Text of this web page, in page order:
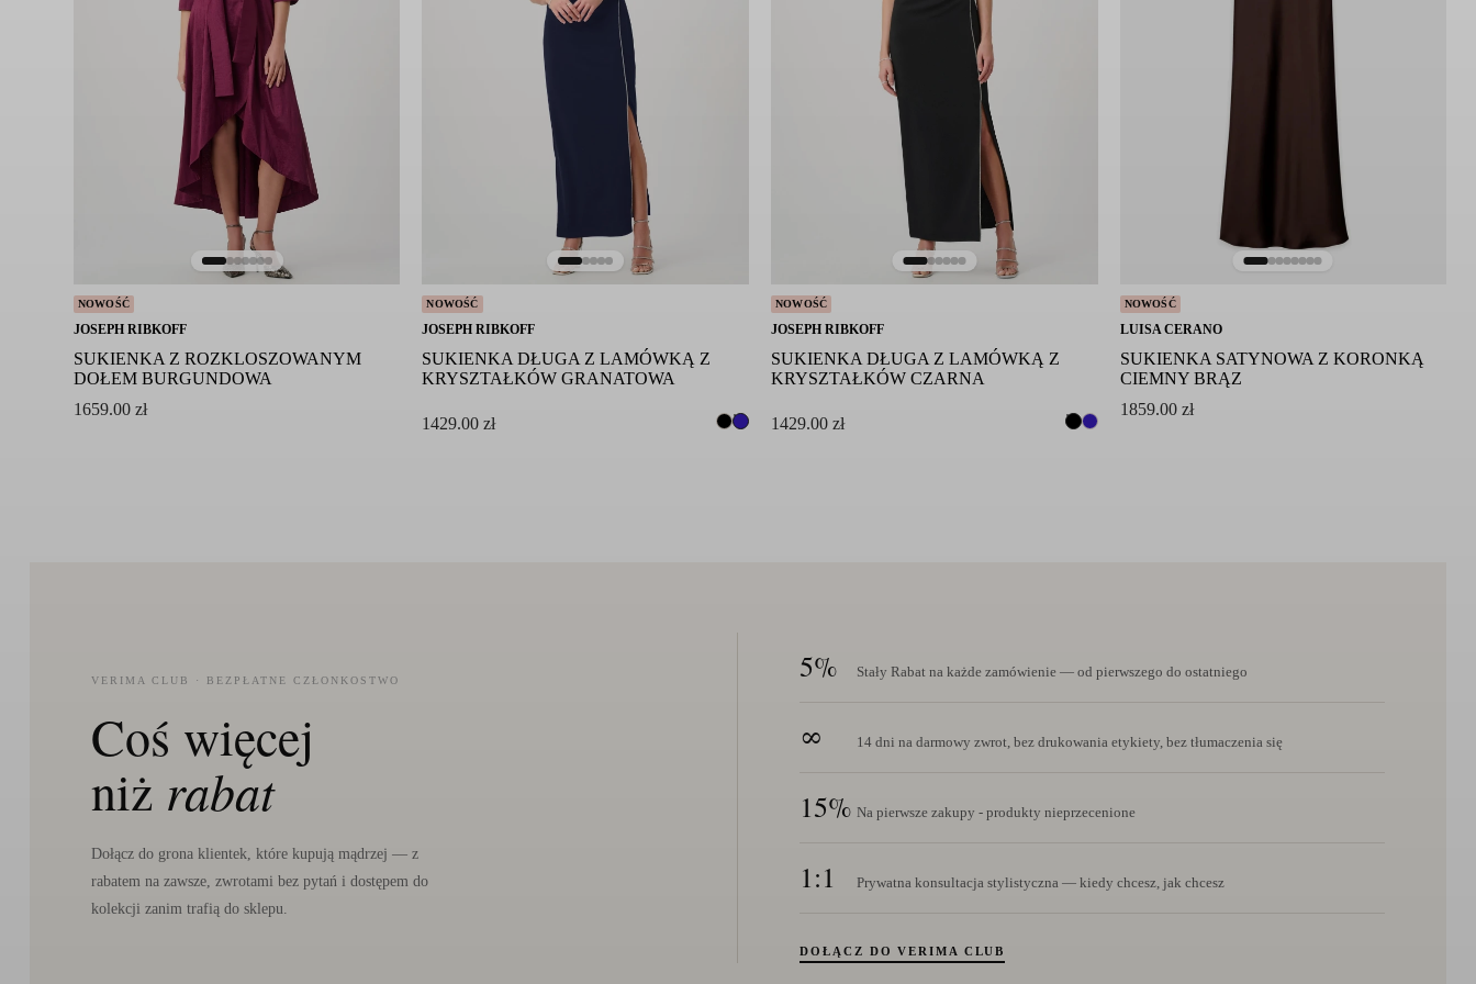
Nie czyścić chemicznie
NOWOŚĆ
JOSEPH RIBKOFF
SUKIENKA Z ROZKLOSZOWANYM
DOŁEM BURGUNDOWA
1659.00 zł
NOWOŚĆ
JOSEPH RIBKOFF
SUKIENKA DŁUGA Z LAMÓWKĄ Z
KRYSZTAŁKÓW GRANATOWA
1429.00zł
NOWOŚĆ
JOSEPH RIBKOFF
SUKIENKA DŁUGA Z LAMÓWKĄ Z
KRYSZTAŁKÓW CZARNA
1429.00 zł
NOWOŚĆ
LUISA CERANO
SUKIENKA SATYNOWA Z KORONKĄ
CIEMNY BRĄZ
1859.00 zł
VERIMA CLUB · BEZPŁATNE CZŁONKOSTWO
Coś więcej
niż rabat
Dołącz do grona klientek, które kupują mądrzej — z
rabatem na zawsze, zwrotami bez pytań i dostępem do
kolekcji zanim trafią do sklepu.
5% Stały Rabat na każde zamówienie — od pierwszego do ostatniego
∞ 14 dni na darmowy zwrot, bez drukowania etykiety, bez tłumaczenia się
15% Na pierwsze zakupy - produkty nieprzecenione
1:1 Prywatna konsultacja stylistyczna — kiedy chcesz, jak chcesz
DOŁĄCZ DO VERIMA CLUB